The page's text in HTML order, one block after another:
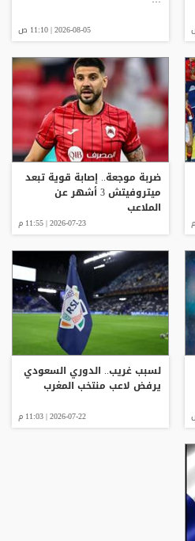
2026-08-05 | 11:10 ص
ضربة موجعة.. إصابة قوية تبعد
ميتروفيتش 3 أشهر عن
الملاعب
2026-07-23 | 11:55 م
لسبب غريب.. الدوري السعودي
يرفض لاعب منتخب المغرب
2026-07-22 | 11:03 م